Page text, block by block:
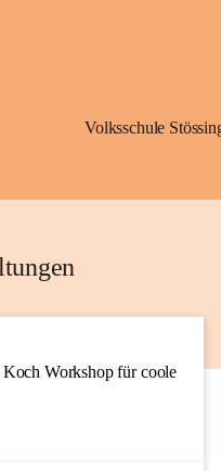
Volksschule
AUG
Koch Workshop für coole